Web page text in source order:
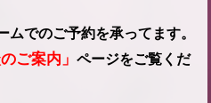
でのご予約を承ってます。
ご案内」ページをご覧くだ